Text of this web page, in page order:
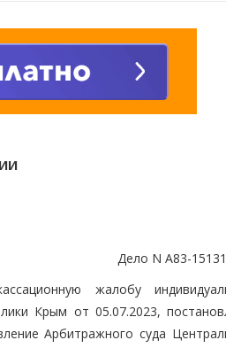
Дело N А83-
жалобу
Крым от 05.07.2023,
Арбитражного суда